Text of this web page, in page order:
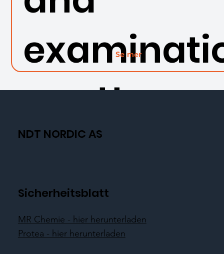
n sett
Se mer
NDT NORDIC AS
Sicherheitsblatt
MR Chemie - hier herunterladen
Protea - hier herunterladen